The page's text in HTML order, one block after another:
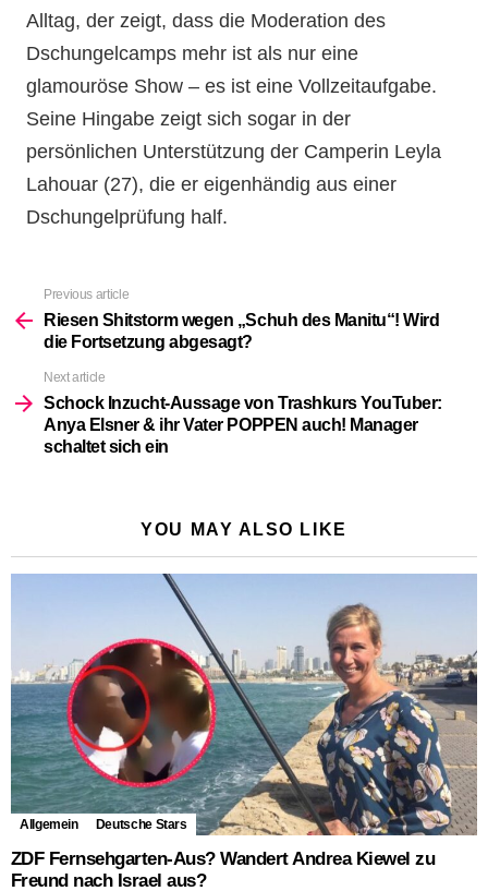
Alltag, der zeigt, dass die Moderation des
Dschungelcamps mehr ist als nur eine
glamouröse Show – es ist eine Vollzeitaufgabe.
Seine Hingabe zeigt sich sogar in der
persönlichen Unterstützung der Camperin Leyla
Lahouar (27), die er eigenhändig aus einer
Dschungelprüfung half.
more
Previous article
Riesen Shitstorm wegen „Schuh des Manitu“! Wird
die Fortsetzung abgesagt?
Next article
Schock Inzucht-Aussage von Trashkurs YouTuber:
Anya Elsner & ihr Vater POPPEN auch! Manager
schaltet sich ein
YOU MAY ALSO LIKE
Allgemein Deutsche Stars
ZDF Fernsehgarten-Aus? Wandert Andrea Kiewel zu
Freund nach Israel aus?